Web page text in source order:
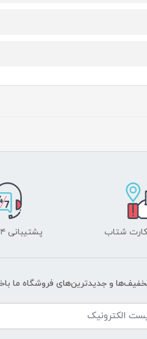
کارت شتاب پشتیبانی ۲۴ ساعته
و جدیدترین‌های فروشگاه ما